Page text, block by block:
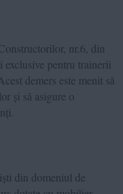
nr.6, din
pentru trainerii
demers este menit să
și să asigure o
din domeniul de